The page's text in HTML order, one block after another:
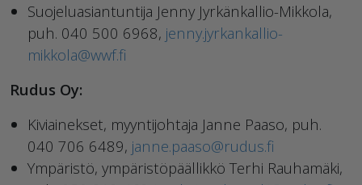
Suojeluasiantuntija Jenny Jyrkänkallio-Mikkola,
puh. 040 500 6968, jenny.jyrkankallio-
mikkola@wwf.fi
Rudus Oy:
Kiviainekset, myyntijohtaja Janne Paaso, puh.
040 706 6489, janne.paaso@rudus.fi
Ympäristö, ympäristöpäällikkö Terhi Rauhamäki,